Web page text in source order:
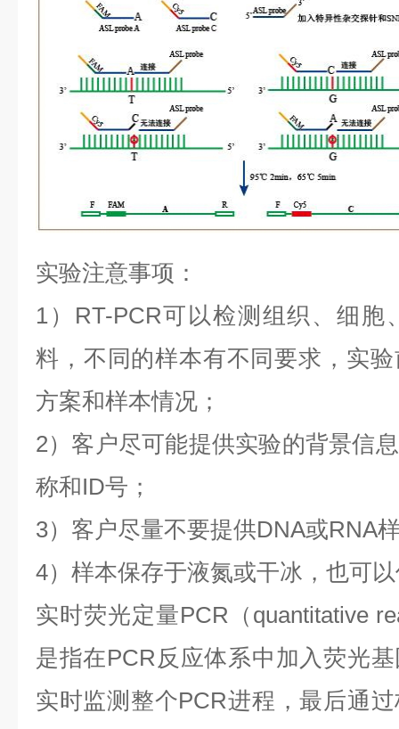
实验注意事项：
1 ） RT-PCR可以检测组织、细胞
料，不同的样本有不同要求，实
方案和样本情况；
2）客户尽可能提供实验的背景信
称和ID号；
3）客户尽量不要提供DNA或RNA
4）样本保存于液氮或干冰，也可
实时荧光定量PCR （ quantitative
是指在PCR反应体系中加入荧光
实时监测整个PCR进程，最后通